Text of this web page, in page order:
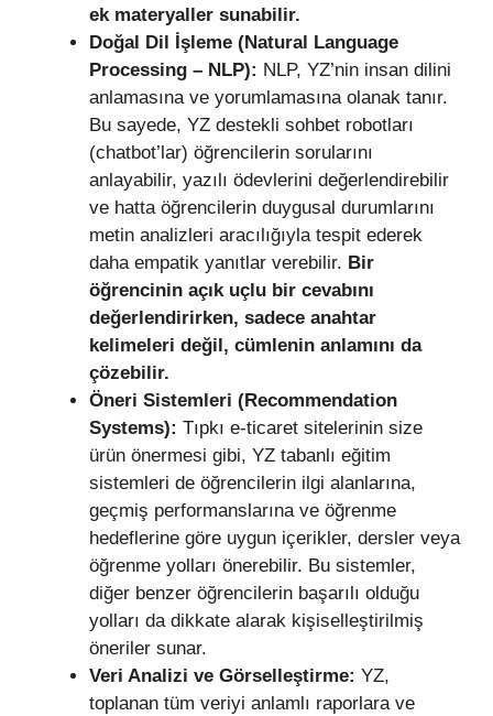
ek materyaller sunabilir.
Doğal Dil İşleme (Natural Language
Processing – NLP): NLP, YZ’nin insan dilini
anlamasına ve yorumlamasına olanak tanır.
Bu sayede, YZ destekli sohbet robotları
(chatbot’lar) öğrencilerin sorularını
anlayabilir, yazılı ödevlerini değerlendirebilir
ve hatta öğrencilerin duygusal durumlarını
metin analizleri aracılığıyla tespit ederek
daha empatik yanıtlar verebilir. Bir
öğrencinin açık uçlu bir cevabını
değerlendirirken, sadece anahtar
kelimeleri değil, cümlenin anlamını da
çözebilir.
Öneri Sistemleri (Recommendation
Systems): Tıpkı e-ticaret sitelerinin size
ürün önermesi gibi, YZ tabanlı eğitim
sistemleri de öğrencilerin ilgi alanlarına,
geçmiş performanslarına ve öğrenme
hedeflerine göre uygun içerikler, dersler veya
öğrenme yolları önerebilir. Bu sistemler,
diğer benzer öğrencilerin başarılı olduğu
yolları da dikkate alarak kişiselleştirilmiş
öneriler sunar.
Veri Analizi ve Görselleştirme: YZ,
toplanan tüm veriyi anlamlı raporlara ve